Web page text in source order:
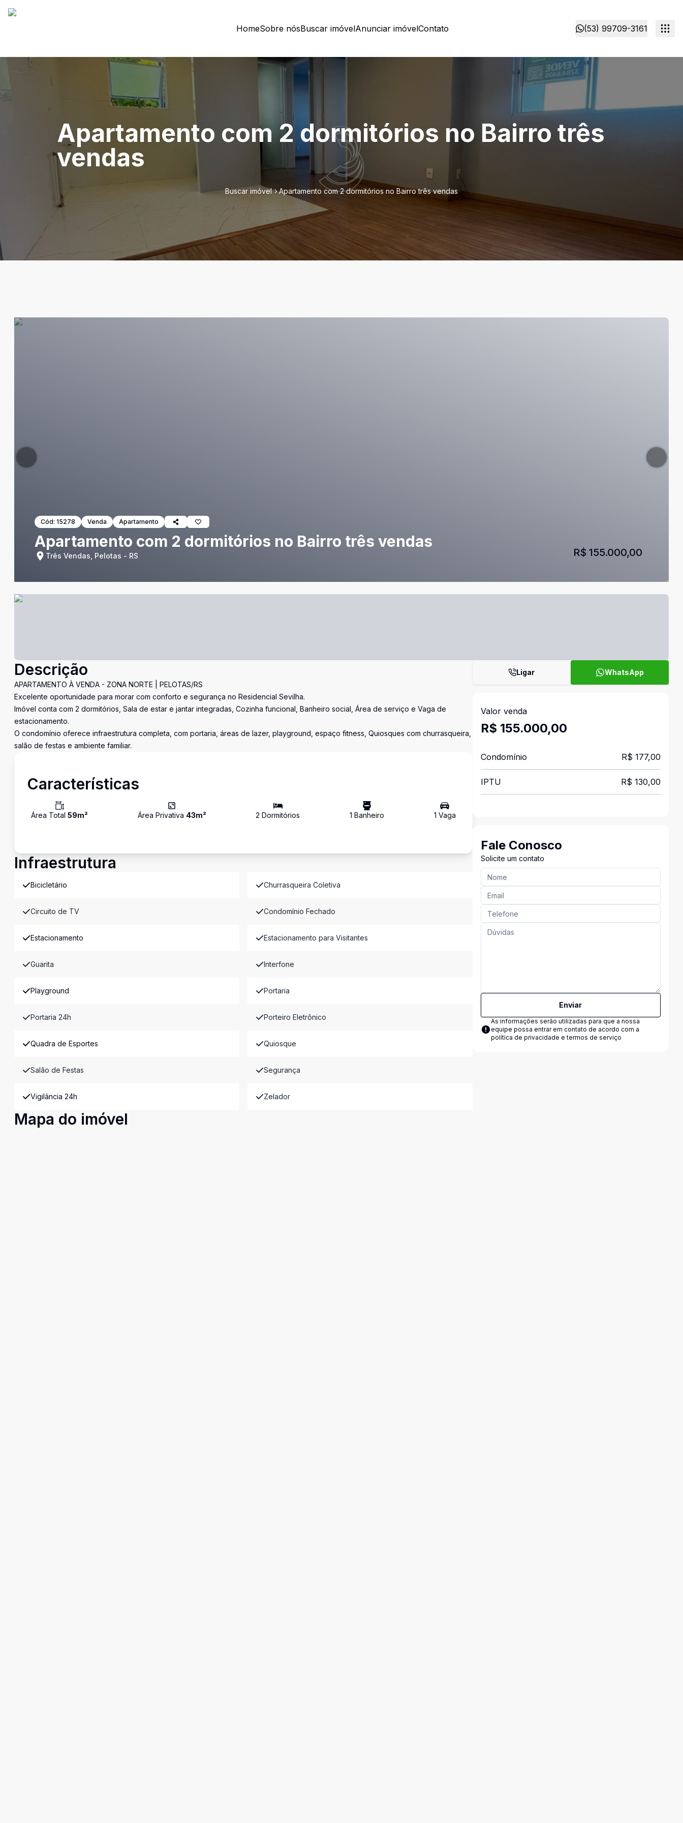
HomeSobre nósBuscar imóvelAnunciar imóvelContato (53) 99709-3161
Apartamento com 2 dormitórios no Bairro três
vendas
Buscar imóvel Apartamento com 2 dormitórios no Bairro três vendas
Cód: 15278 Venda Apartamento
Apartamento com 2 dormitórios no Bairro três vendas
Três Vendas, Pelotas - RS R$ 155.000,00
Descrição
APARTAMENTO À VENDA - ZONA NORTE | PELOTAS/RS
Excelente oportunidade para morar com conforto e segurança no Residencial Sevilha.
Imóvel conta com 2 dormitórios, Sala de estar e jantar integradas, Cozinha funcional, Banheiro social, Área de serviço e Vaga de
estacionamento.
O condomínio oferece infraestrutura completa, com portaria, áreas de lazer, playground, espaço fitness, Quiosques com churrasqueira,
salão de festas e ambiente familiar.
Características
Área Total 59m² Área Privativa 43m² 2 Dormitórios 1 Banheiro 1 Vaga
Infraestrutura
Bicicletário Churrasqueira Coletiva
Circuito de TV Condomínio Fechado
Estacionamento Estacionamento para Visitantes
Guarita Interfone
Playground Portaria
Portaria 24h Porteiro Eletrônico
Quadra de Esportes Quiosque
Salão de Festas Segurança
Vigilância 24h Zelador
Mapa do imóvel
Ligar WhatsApp
Valor venda
R$ 155.000,00
Condomínio R$ 177,00
IPTU R$ 130,00
Fale Conosco
Solicite um contato
Enviar
As informações serão utilizadas para que a nossa
equipe possa entrar em contato de acordo com a
política de privacidade e termos de serviço